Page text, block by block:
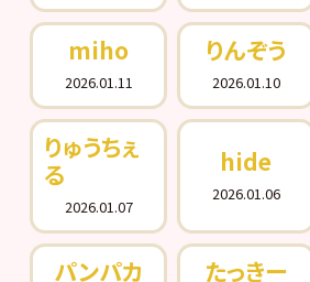
miho
2026.01.11
りんぞう
2026.01.10
りゅうちぇ
る
2026.01.07
hide
2026.01.06
パンパカ たっきー